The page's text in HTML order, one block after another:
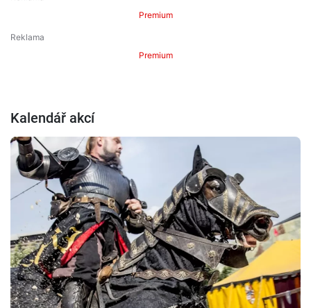
Premium
Premium
Kalendář akcí